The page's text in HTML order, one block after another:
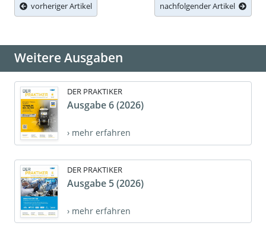
vorheriger Artikel nachfolgender Artikel
Weitere Ausgaben
DER PRAKTIKER
Ausgabe 6 (2026)
› mehr erfahren
DER PRAKTIKER
Ausgabe 5 (2026)
› mehr erfahren